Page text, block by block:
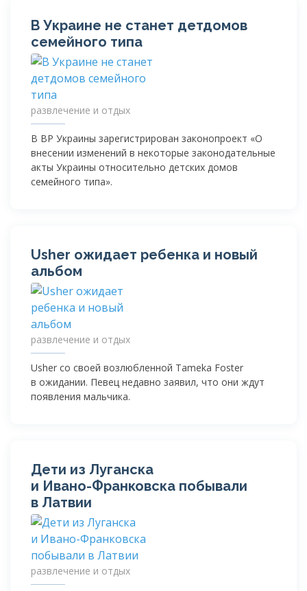
В Украине не станет детдомов
семейного типа
развлечение и отдых
В ВР Украины зарегистрирован законопроект «О
внесении изменений в некоторые законодательные
акты Украины относительно детских домов
семейного типа».
Usher ожидает ребенка и новый
альбом
развлечение и отдых
Usher со своей возлюбленной Tameka Foster
в ожидании. Певец недавно заявил, что они ждут
появления мальчика.
Дети из Луганска
и Ивано-Франковска побывали
в Латвии
развлечение и отдых